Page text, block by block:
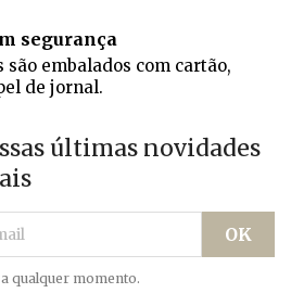
segurança
são embalados com cartão,
de jornal.
últimas novidades
qualquer momento.